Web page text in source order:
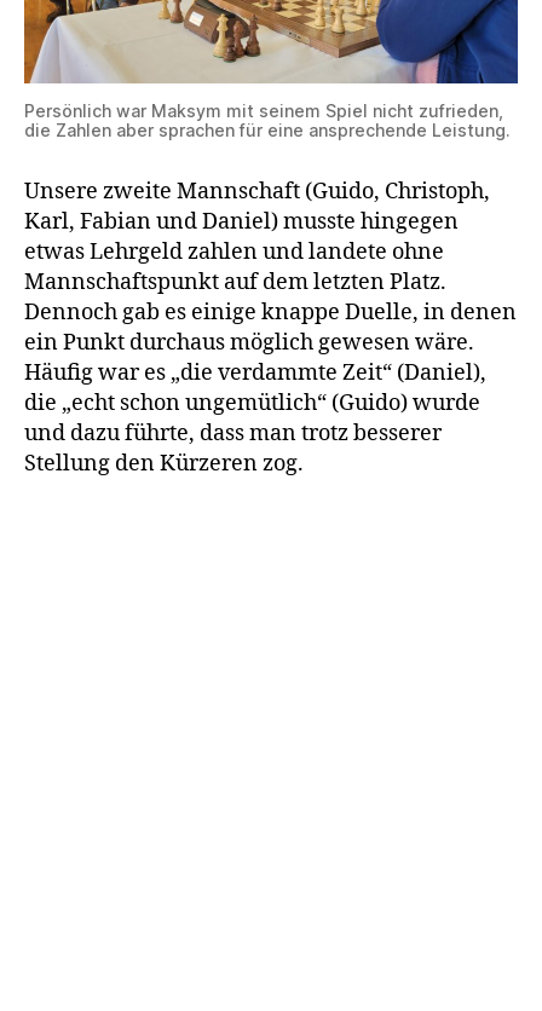
Persönlich war Maksym mit seinem Spiel nicht zufrieden,
die Zahlen aber sprachen für eine ansprechende Leistung.
Unsere zweite Mannschaft (Guido, Christoph,
Karl, Fabian und Daniel) musste hingegen
etwas Lehrgeld zahlen und landete ohne
Mannschaftspunkt auf dem letzten Platz.
Dennoch gab es einige knappe Duelle, in denen
ein Punkt durchaus möglich gewesen wäre.
Häufig war es „die verdammte Zeit“ (Daniel),
die „echt schon ungemütlich“ (Guido) wurde
und dazu führte, dass man trotz besserer
Stellung den Kürzeren zog.